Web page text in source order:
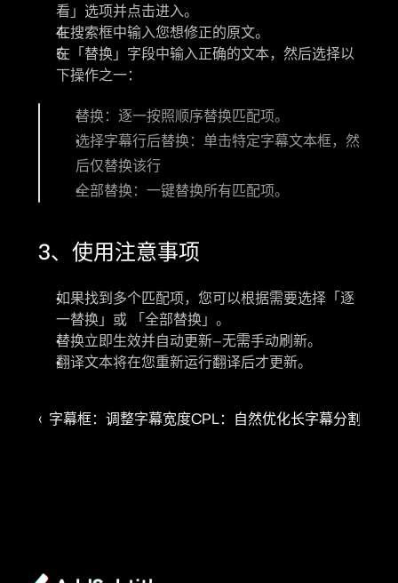
看」 选项并点击进入。
在搜索框中输入您想修正的原文。
在 「替换」 字段中输入正确的文本，然后选择以
下操作之一：
替换：逐一按照顺序替换匹配项。
选择字幕行后替换：单击特定字幕文本框，然
后仅替换该行
全部替换：一键替换所有匹配项。
3、使用注意事项
如果找到多个匹配项，您可以根据需要选择「逐
一替换」 或 「全部替换」 。
替换立即生效并自动更新—无需手动刷新。
翻译文本将在您重新运行翻译后才更新。
‹  字幕框：调整字幕宽度CPL：自然优化长字幕分割 ›